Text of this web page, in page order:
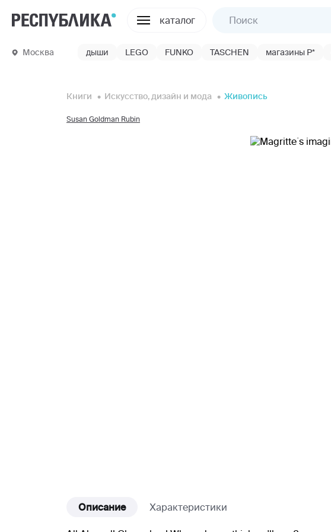
каталог
Москва дыши LEGO FUNKO TASCHEN магазины Р*
Книги Искусство, дизайн и мода Живопись
Susan Goldman Rubin
Описание Характеристики